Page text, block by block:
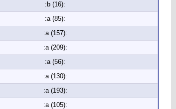
:b (16):
:a (85):
:a (157):
:a (209):
:a (56):
:a (130):
:a (193):
:a (105):